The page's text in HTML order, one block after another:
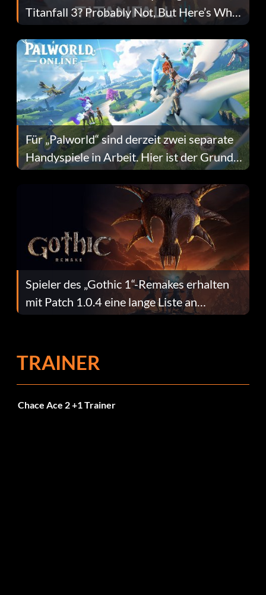
Titanfall 3? Probably Not, But Here’s Why
Fans Are Hopeful
Für „Palworld“ sind derzeit zwei separate
Handyspiele in Arbeit. Hier ist der Grund
dafür.
Spieler des „Gothic 1“-Remakes erhalten
mit Patch 1.0.4 eine lange Liste an
Fehlerbehebungen
TRAINER
Chace Ace 2 +1 Trainer